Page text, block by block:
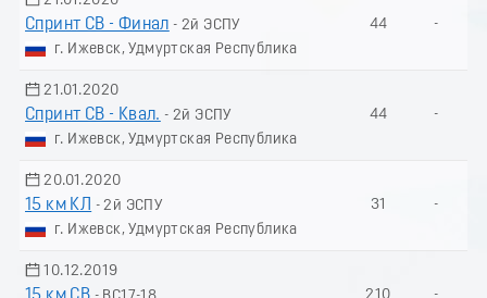
Спринт СВ - Финал - 2й ЭСПУ
г. Ижевск, Удмуртская Республика
44 -
21.01.2020
Спринт СВ - Квал. - 2й ЭСПУ
г. Ижевск, Удмуртская Республика
44 -
20.01.2020
15 км КЛ
- 2й ЭСПУ
г. Ижевск, Удмуртская Республика
31 -
10.12.2019